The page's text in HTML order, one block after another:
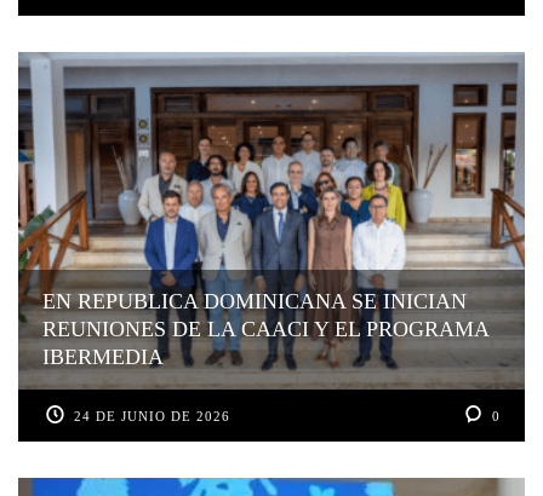
EN REPUBLICA DOMINICANA SE INICIAN
REUNIONES DE LA CAACI Y EL PROGRAMA
IBERMEDIA
24 DE JUNIO DE 2026 0